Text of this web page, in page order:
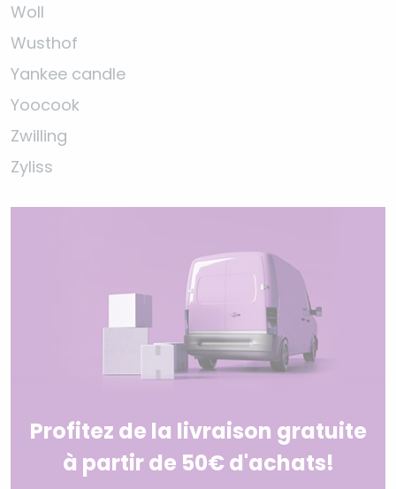
Woll
Wusthof
Yankee candle
Yoocook
Zwilling
Zyliss
Profitez de la livraison gratuite
à partir de 50€ d'achats!